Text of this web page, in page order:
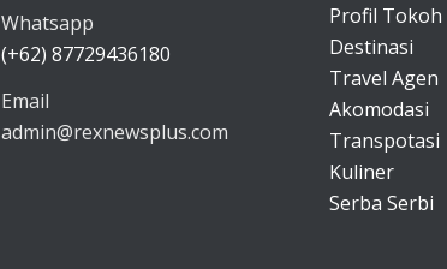
Whatsapp
(+62) 87729436180
Email
admin@rexnewsplus.com
Profil Tokoh
Destinasi
Travel Agen
Akomodasi
Transpotasi
Kuliner
Serba Serbi